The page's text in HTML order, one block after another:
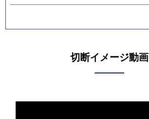
切断イメージ動画